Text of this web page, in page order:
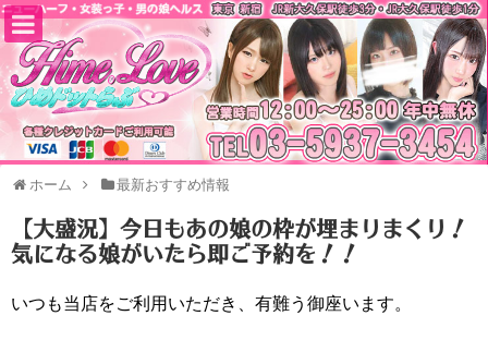
ホーム 最新おすすめ情報
【大盛況】今日もあの娘の枠が埋まりまくり！
気になる娘がいたら即ご予約を！！
いつも当店をご利用いただき、有難う御座います。